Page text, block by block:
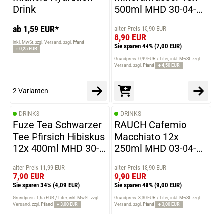
Drink
ab 1,59 EUR*
inkl. MwSt. zzgl. Versand zzgl. Pfand
+ 0,25 EUR
2 Varianten
500ml MHD 30-04-
alter Preis 15,90 EUR
8,90 EUR
Sie sparen 44% (7,00 EUR)
Grundpreis: 0,99 EUR / Liter inkl. MwSt. zzgl.
Versand zzgl. Pfand + 4,50 EUR
DRINKS
Fuze Tea Schwarzer
Tee Pfirsich Hibiskus
12x 400ml MHD 30-
alter Preis 11,99 EUR
7,90 EUR
Sie sparen 34% (4,09 EUR)
Grundpreis: 1,65 EUR / Liter inkl. MwSt. zzgl.
Versand zzgl. Pfand + 3,00 EUR
DRINKS
RAUCH Cafemio
Macchiato 12x
250ml MHD 03-04-
alter Preis 18,90 EUR
9,90 EUR
Sie sparen 48% (9,00 EUR)
Grundpreis: 3,30 EUR / Liter inkl. MwSt. zzgl.
Versand zzgl. Pfand + 3,00 EUR